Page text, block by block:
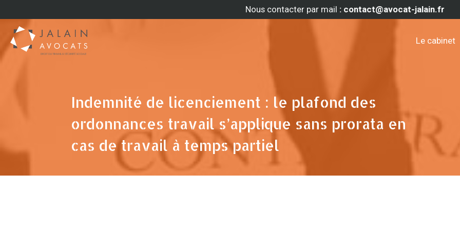
Nous contacter par mail : contact@avocat-jalain.fr
Le cabinet
Indemnité de licenciement : le plafond des
ordonnances travail s’applique sans prorata en
cas de travail à temps partiel